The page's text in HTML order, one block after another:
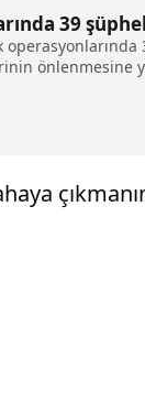
39
önlenmesine